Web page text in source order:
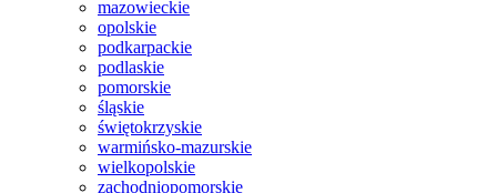
mazowieckie
opolskie
podkarpackie
podlaskie
pomorskie
śląskie
świętokrzyskie
warmińsko-mazurskie
wielkopolskie
zachodniopomorskie